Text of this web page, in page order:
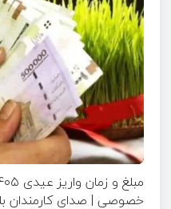
خصوصی | صدای کارمندان